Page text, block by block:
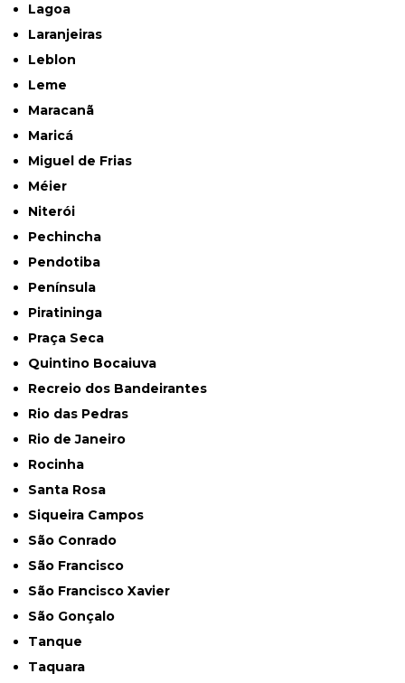
Lagoa
Laranjeiras
Leblon
Leme
Maracanã
Maricá
Miguel de Frias
Méier
Niterói
Pechincha
Pendotiba
Península
Piratininga
Praça Seca
Quintino Bocaiuva
Recreio dos Bandeirantes
Rio das Pedras
Rio de Janeiro
Rocinha
Santa Rosa
Siqueira Campos
São Conrado
São Francisco
São Francisco Xavier
São Gonçalo
Tanque
Taquara